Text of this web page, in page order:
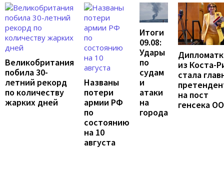
Великобритания
побила 30-
летний рекорд
по количеству
жарких дней
Названы
потери
армии РФ
по
состоянию
на 10
августа
Итоги
09.08:
Удары
по
судам
и
атаки
на
города
из Коста-
стала
на пост
генсека